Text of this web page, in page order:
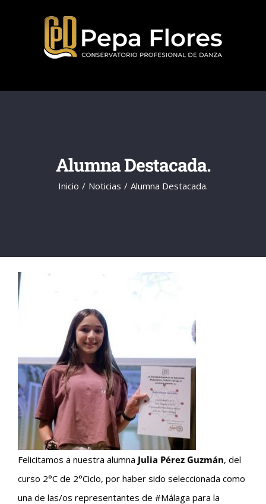
Alumna Destacada.
Inicio Noticias Alumna Destacada.
Felicitamos a nuestra alumna Julia Pérez Guzmán, del
curso 2°C de 2°Ciclo, por haber sido seleccionada como
una de las/os representantes de #Málaga para la